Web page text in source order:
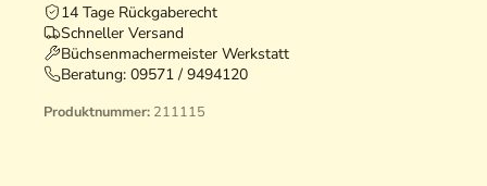
14 Tage Rückgaberecht
Schneller Versand
Büchsenmachermeister Werkstatt
Beratung: 09571 / 9494120
Produktnummer: 211115